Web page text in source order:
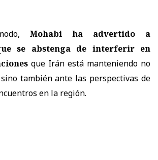
Mohabi ha advertido a
se abstenga de interferir en
que Irán está manteniendo no
también ante las perspectivas de
en la región.